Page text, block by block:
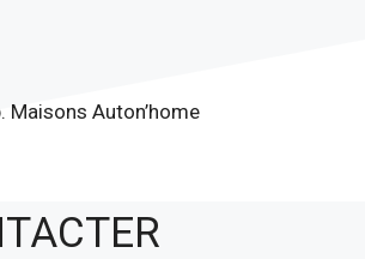
Maisons Auton’home